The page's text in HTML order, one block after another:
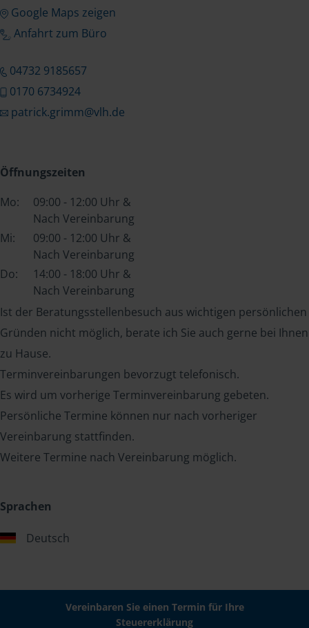
Google Maps zeigen
Anfahrt zum Büro
04732 9185657
0170 6734924
patrick.grimm@vlh.de
Öffnungszeiten
Mo:
09:00 - 12:00 Uhr &
Nach Vereinbarung
Mi:
09:00 - 12:00 Uhr &
Nach Vereinbarung
Do:
14:00 - 18:00 Uhr &
Nach Vereinbarung
Ist der Beratungsstellenbesuch aus wichtigen persönlichen
Gründen nicht möglich, berate ich Sie auch gerne bei Ihnen
zu Hause.
Terminvereinbarungen bevorzugt telefonisch.
Es wird um vorherige Terminvereinbarung gebeten.
Persönliche Termine können nur nach vorheriger
Vereinbarung stattfinden.
Weitere Termine nach Vereinbarung möglich.
Sprachen
Deutsch
Vereinbaren Sie einen Termin für Ihre
Steuererklärung